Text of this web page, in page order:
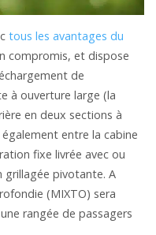
tous les avantages du
compromis, et dispose
de
à ouverture large (la
en deux sections à
entre la cabine
fixe livrée avec ou
grillagée pivotante. A
(MIXTO) sera
rangée de passagers